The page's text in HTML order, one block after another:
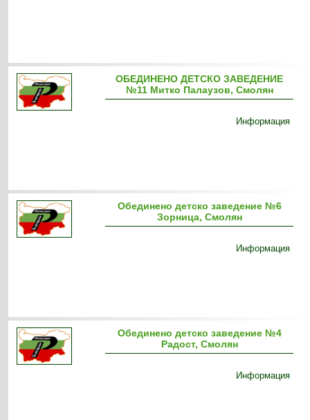
ОБЕДИНЕНО ДЕТСКО ЗАВЕДЕНИЕ
№11 Митко Палаузов, Смолян
Информация
Обединено детско заведение №6
Зорница, Смолян
Информация
Обединено детско заведение №4
Радост, Смолян
Информация